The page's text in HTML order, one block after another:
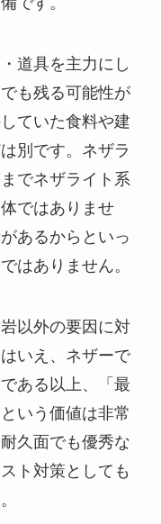
道具を主力にし
も残る可能性が
ていた食料や建
別です。ネザラ
でネザライト系
ではありませ
あるからといっ
はありません。
以外の要因に対
いえ、ネザーで
ある以上、「最
いう価値は非常
久面でも優秀な
ト対策としても